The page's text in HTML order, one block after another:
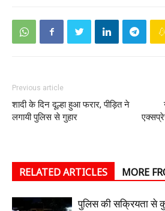
Previous article
शादी के दिन दूल्हा हुआ फरार, पीड़ित ने
लगायी पुलिस से गुहार
RELATED ARTICLES MORE
पुलिस की सक्रियता से